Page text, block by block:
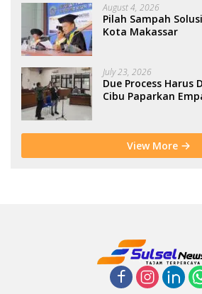
August 4, 2026
Pilah Sampah
Kota Makassar
July 23, 2026
Due Process Harus
Cibu Paparkan
View More